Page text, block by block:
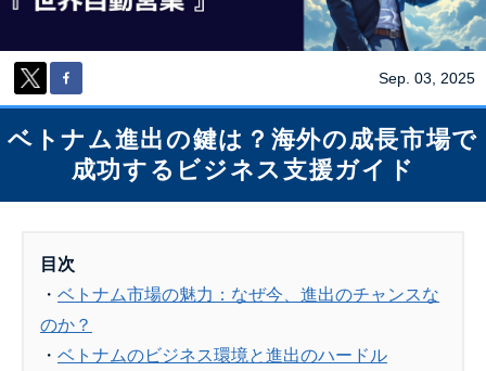
Sep. 03, 2025
ベトナム進出の鍵は？海外の成長市場で
成功するビジネス支援ガイド
目次
・ ベトナム市場の魅力：なぜ今、進出のチャンスな
のか？
・ ベトナムのビジネス環境と進出のハードル